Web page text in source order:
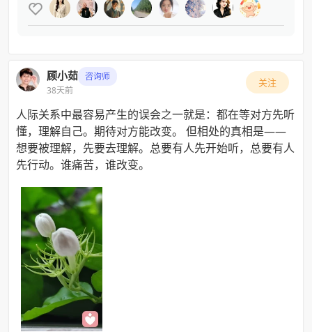

顾小茹
咨询师
38天前
关注
人际关系中最容易产生的误会之一就是：都在等对方先听
懂，理解自己。期待对方能改变。 但相处的真相是——
想要被理解，先要去理解。总要有人先开始听，总要有人
先行动。谁痛苦，谁改变。